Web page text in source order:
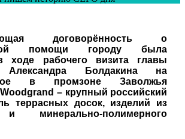
договорённость о
помощи городу была
ходе рабочего визита главы
Александра Болдакина на
в промзоне Заволжья
– крупный российский
террасных досок, изделий из
минерально‑полимерного